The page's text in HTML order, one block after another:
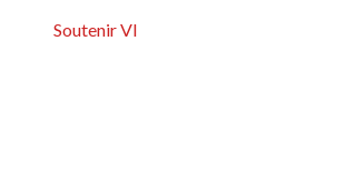
Soutenir VI